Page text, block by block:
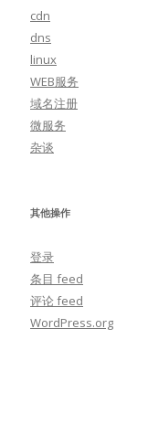
cdn
dns
linux
WEB服务
域名注册
微服务
杂谈
其他操作
登录
条目 feed
评论 feed
WordPress.org